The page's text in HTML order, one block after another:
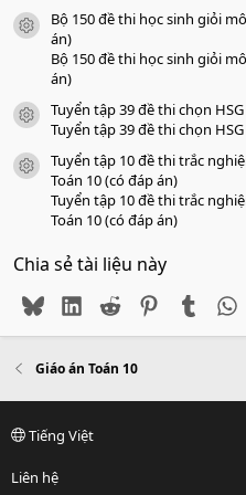
icon tài liệu
Bộ 150 đề thi học sinh giỏi
án)
Bộ 150 đề thi học sinh giỏi
án)
icon tài liệu
Tuyển tập 39 đề thi chọn
Tuyển tập 39 đề thi chọn
icon tài liệu
Tuyển tập 10 đề thi trắc
Toán 10 (có đáp án)
Tuyển tập 10 đề thi trắc
Toán 10 (có đáp án)
Chia sẻ tài liệu này
BlueskyLinkedIn
Reddit PinterestTumblr
Giáo án Toán 10
Tiếng Việt
Liên hệ